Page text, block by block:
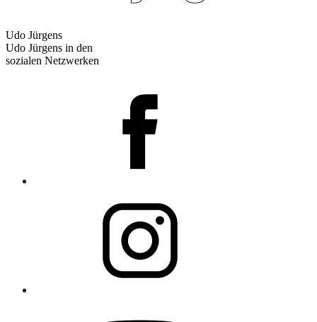
Udo Jürgens
Udo Jürgens in den
sozialen Netzwerken